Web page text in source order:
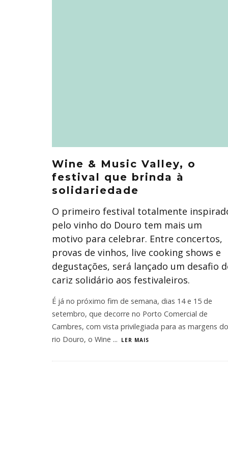
Wine & Music Valley, o
festival que brinda à
solidariedade
O primeiro festival totalmente
pelo vinho do Douro tem mais um
motivo para celebrar. Entre concertos,
provas de vinhos, live cooking shows e
degustações, será lançado um desafio
cariz solidário aos festivaleiros.
É já no próximo fim de semana, dias 14 e 15 de
setembro, que decorre no Porto Comercial de
Cambres, com vista privilegiada para as margens do
rio Douro, o Wine ... LER MAIS